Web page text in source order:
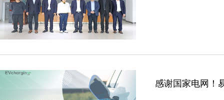
感谢国家电网！